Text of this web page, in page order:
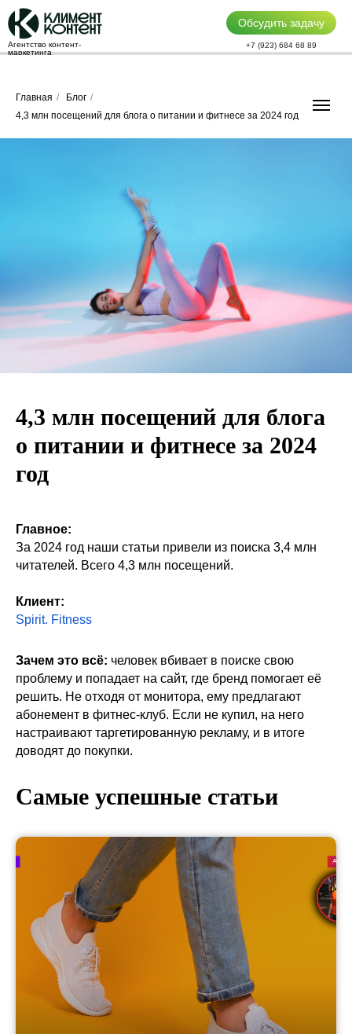
Агентство контент-
маркетинга
Обсудить задачу
+7 (923) 684 68 89
Главная / Блог /
4,3 млн посещений для блога о питании и фитнесе за 2024 год
4,3 млн посещений для блога
о питании и фитнесе за 2024
год
Главное:
За 2024 год наши статьи привели из поиска 3,4 млн
читателей. Всего 4,3 млн посещений.
Клиент:
Spirit. Fitness
Зачем это всё: человек вбивает в поиске свою
проблему и попадает на сайт, где бренд помогает её
решить. Не отходя от монитора, ему предлагают
абонемент в фитнес-клуб. Если не купил, на него
настраивают таргетированную рекламу, и в итоге
доводят до покупки.
Самые успешные статьи